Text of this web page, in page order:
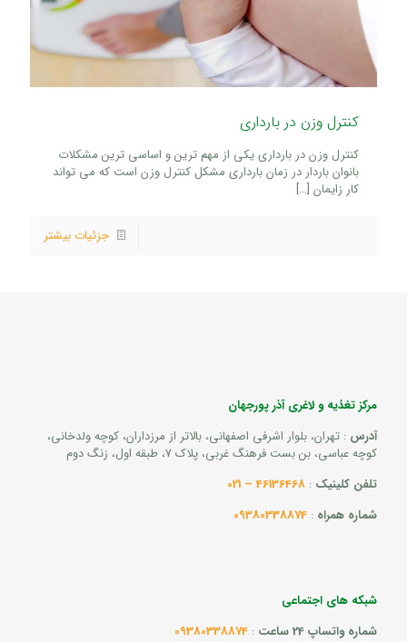
کنترل وزن در بارداری
کنترل وزن در بارداری یکی از مهم ترین و اساسی ترین مشکلات
بانوان باردار در زمان بارداری مشکل کنترل وزن است که می تواند
کار زایمان […]
جزئیات بیشتر
مرکز تغذیه و لاغری آذر پورجهان
آدرس : تهران، بلوار اشرفی اصفهانی، بالاتر از مرزداران، کوچه ولدخانی،
کوچه عباسی، بن بست فرهنگ غربی، پلاک 7، طبقه اول، زنگ دوم
تلفن کلینیک :
46136468 – 021
شماره همراه :
09380338874
شبکه های اجتماعی
شماره واتساپ 24 ساعت
:
09380338874